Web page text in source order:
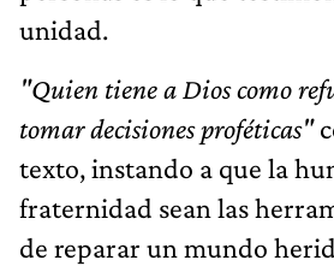
unidad.
"Quien tiene a Dios como
tomar decisiones proféticas"
texto, instando a que la
fraternidad sean las
de reparar un mundo